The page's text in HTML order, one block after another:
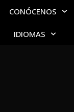
CONÓCENOS
IDIOMAS